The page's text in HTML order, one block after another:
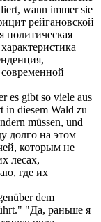
wann immersie
рейгановской
политическая
es gibt so viele aus
in diesem Wald zu
müssen, und
долго на этом
которым не
лесах,
где их
dem
"Да, раньше я